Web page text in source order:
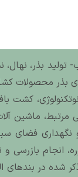
بذر،
بذر محصولات
کشت
ماشین
فضای سبز،
انجام بازرسی و
شده در